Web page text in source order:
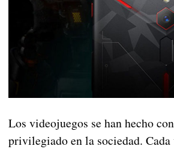
Los videojuegos se han hecho
privilegiado en la sociedad. Cada